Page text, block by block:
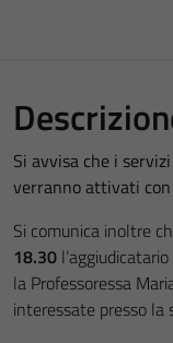
Si avvisa che i
verranno attivati
Si comunica inoltre
18.30
la Professoressa
interessate presso la